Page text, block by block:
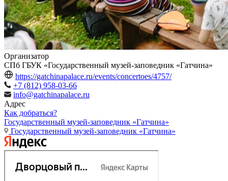
Организатор
СПб ГБУК «Государственный музей-заповедник «Гатчина»
https://gatchinapalace.ru/events/concertoes/4757/
+7 (812) 958-03-66
info@gatchinapalace.ru
Адрес
Как добраться?
Государственный музей-заповедник «Гатчина»
Государственный музей-заповедник «Гатчина»